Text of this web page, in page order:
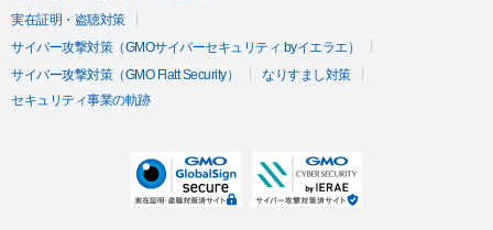
実在証明・盗聴対策
サイバー攻撃対策（GMOサイバーセキュリティ byイエラエ）
サイバー攻撃対策（GMO Flatt Security）
なりすまし対策
セキュリティ事業の軌跡